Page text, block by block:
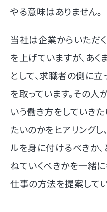
やる意味はありません。
当社は企業からいただ
を上げていますが、あ
として、求職者の側に
を取っています。その
いう働き方をしていき
たいのかをヒアリングし
ルを身に付けるべきか
ねていくべきかを一緒
仕事の方法を提案してい